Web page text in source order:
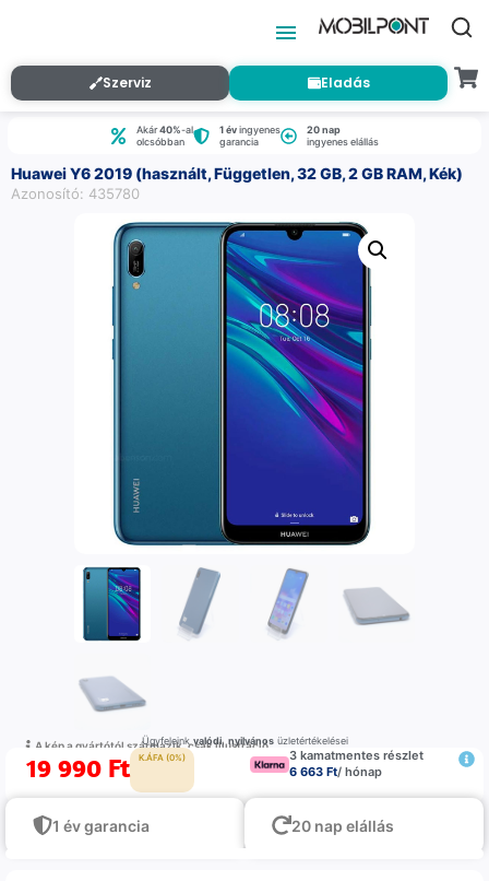
Szerviz Eladás
Akár40%-al
olcsóbban
1 évingyenes
garancia
20 nap
ingyenes elállás
Huawei Y6 2019 (használt, Független, 32 GB, 2 GB RAM, Kék)
Azonosító: 435780
A kép a gyártótól származik, csak illustráció
Ügyfeleinkvalódi,nyilvánosüzletértékelései
19 990 Ft K.ÁFA (0%)
3 kamatmentes részlet
6 663 Ft/ hónap
1 év garancia 20 nap elállás